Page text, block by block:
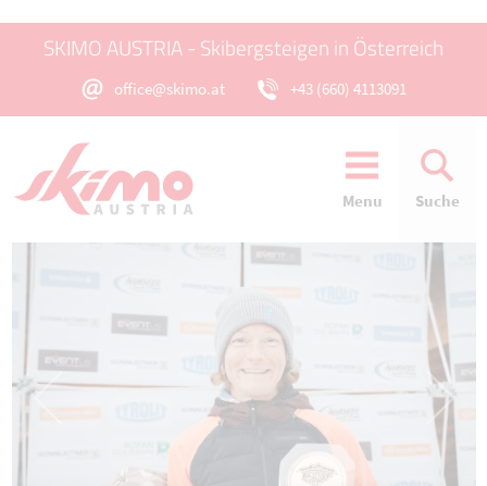
SKIMO AUSTRIA - Skibergsteigen in Österreich
office@skimo.at +43 (660) 4113091
Menu Suche